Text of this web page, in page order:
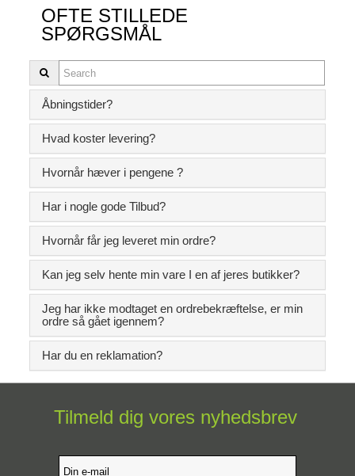
OFTE STILLEDE
SPØRGSMÅL
Åbningstider?
Hvad koster levering?
Hvornår hæver i pengene ?
Har i nogle gode Tilbud?
Hvornår får jeg leveret min ordre?
Kan jeg selv hente min vare I en af jeres butikker?
Jeg har ikke modtaget en ordrebekræftelse, er min
ordre så gået igennem?
Har du en reklamation?
Tilmeld dig vores nyhedsbrev